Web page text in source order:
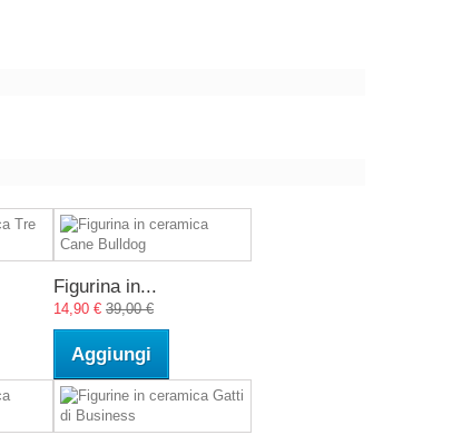
Figurina in...
14,90 € 39,00 €
Aggiungi